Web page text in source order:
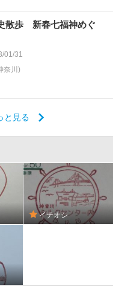
散歩 新春七福神めぐ
01/31
奈川)
と見る
イチオシ